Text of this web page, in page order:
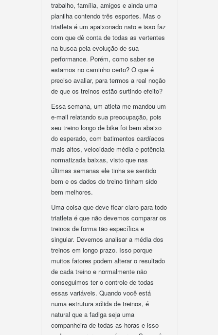
trabalho, família, amigos e ainda uma
planilha contendo três esportes. Mas o
triatleta é um apaixonado nato e isso faz
com que dê conta de todas as vertentes
na busca pela evolução de sua
performance. Porém, como saber se
estamos no caminho certo? O que é
preciso avaliar, para termos a real noção
de que os treinos estão surtindo efeito?
Essa semana, um atleta me mandou um
e-mail relatando sua preocupação, pois
seu treino longo de bike foi bem abaixo
do esperado, com batimentos cardíacos
mais altos, velocidade média e potência
normatizada baixas, visto que nas
últimas semanas ele tinha se sentido
bem e os dados do treino tinham sido
bem melhores.
Uma coisa que deve ficar claro para todo
triatleta é que não devemos comparar os
treinos de forma tão específica e
singular. Devemos analisar a média dos
treinos em longo prazo. Isso porque
muitos fatores podem alterar o resultado
de cada treino e normalmente não
conseguimos ter o controle de todas
essas variáveis. Quando você está
numa estrutura sólida de treinos, é
natural que a fadiga seja uma
companheira de todas as horas e isso